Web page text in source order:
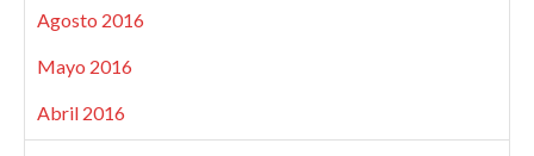
Agosto 2016
Mayo 2016
Abril 2016